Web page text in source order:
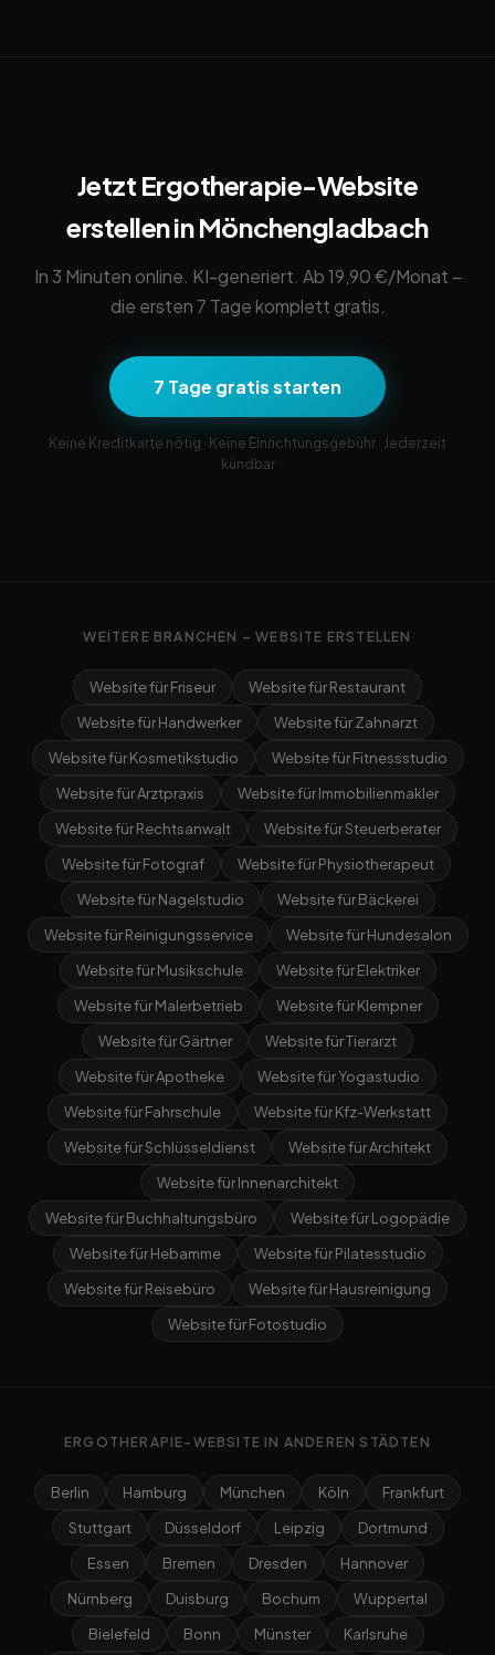
Jetzt Ergotherapie-Website
erstellen in Mönchengladbach
In 3 Minuten online. KI-generiert. Ab 19,90 €/Monat –
die ersten 7 Tage komplett gratis.
7 Tage gratis starten
Keine Kreditkarte nötig · Keine Einrichtungsgebühr · Jederzeit
kündbar
WEITERE BRANCHEN – WEBSITE ERSTELLEN
Website für Friseur
Website für Restaurant
Website für Handwerker
Website für Zahnarzt
Website für Kosmetikstudio
Website für Fitnessstudio
Website für Arztpraxis
Website für Immobilienmakler
Website für Rechtsanwalt
Website für Steuerberater
Website für Fotograf
Website für Physiotherapeut
Website für Nagelstudio
Website für Bäckerei
Website für Reinigungsservice
Website für Hundesalon
Website für Musikschule
Website für Elektriker
Website für Malerbetrieb
Website für Klempner
Website für Gärtner
Website für Tierarzt
Website für Apotheke
Website für Yogastudio
Website für Fahrschule
Website für Kfz-Werkstatt
Website für Schlüsseldienst
Website für Architekt
Website für Innenarchitekt
Website für Buchhaltungsbüro
Website für Logopädie
Website für Hebamme
Website für Pilatesstudio
Website für Reisebüro
Website für Hausreinigung
Website für Fotostudio
ERGOTHERAPIE-WEBSITE IN ANDEREN STÄDTEN
Berlin Hamburg München Köln
Frankfurt
Stuttgart
Düsseldorf Leipzig
Dortmund
Essen
Bremen Dresden
Hannover
Nürnberg
Duisburg Bochum
Wuppertal
Bielefeld
Bonn Münster Karlsruhe